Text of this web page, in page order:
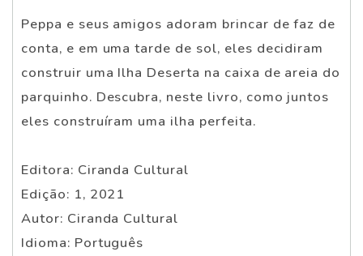
Peppa e seus amigos adoram brincar de faz de
conta, e em uma tarde de sol, eles decidiram
construir uma Ilha Deserta na caixa de areia do
parquinho. Descubra, neste livro, como juntos
eles construíram uma ilha perfeita.
Editora: Ciranda Cultural
Edição: 1, 2021
Autor: Ciranda Cultural
Idioma: Português